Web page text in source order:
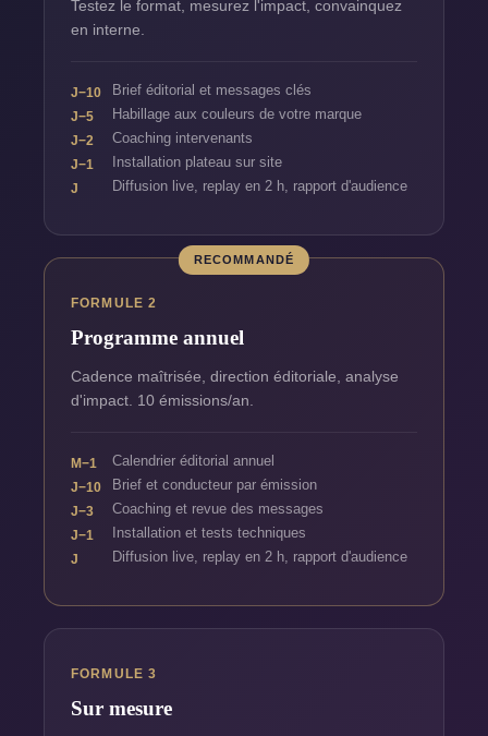
Testez le format, mesurez l'impact, convainquez
en interne.
J−10 Brief éditorial et messages clés
J−5 Habillage aux couleurs de votre marque
J−2 Coaching intervenants
J−1 Installation plateau sur site
J Diffusion live, replay en 2 h, rapport d'audience
RECOMMANDÉ
FORMULE 2
Programme annuel
Cadence maîtrisée, direction éditoriale, analyse
d'impact. 10 émissions/an.
M−1 Calendrier éditorial annuel
J−10 Brief et conducteur par émission
J−3 Coaching et revue des messages
J−1 Installation et tests techniques
J Diffusion live, replay en 2 h, rapport d'audience
FORMULE 3
Sur mesure